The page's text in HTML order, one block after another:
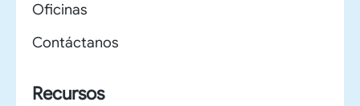
Oficinas
Contáctanos
Recursos